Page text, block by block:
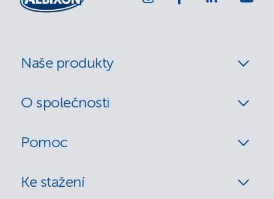
Naše produkty
O společnosti
Pomoc
Ke stažení